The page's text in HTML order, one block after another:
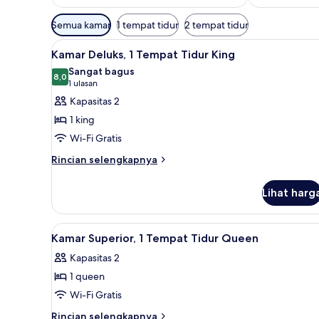
Filter
tersedia
untuk
kamar
Semua kamar 1 tempat tidur 2 tempat tidur
Lihat
semua
foto
untuk
Kamar
Deluks,
Tempat
18
Kamar Deluks, 1 Tempat Tidur King
8,08,0 dari 10
Sangat bagus
1 ulasan
(1
ulasan)
Kapasitas 2
1 king
Wi-Fi Gratis
Rincian selengkapnya
Rincian
Kamar
Deluks,
1
Tidur
King
Lihat
Lihat
semua
foto
untuk
Kamar
Superior,
13
Kamar Superior, 1 Tempat Tidur Queen
Kapasitas 2
1 queen
Wi-Fi Gratis
Rincian selengkapnya
Rincian